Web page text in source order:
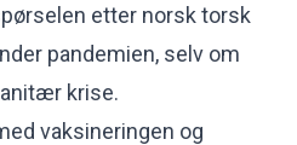
etter norsk torsk
pandemien, selv om
krise.
vaksineringen og